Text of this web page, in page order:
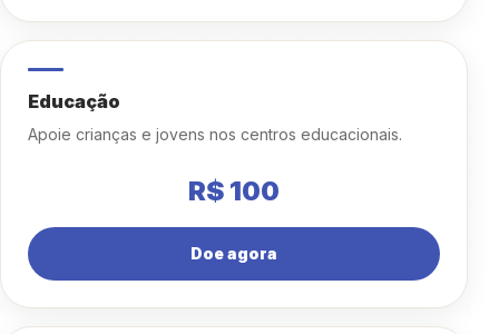
Educação
Apoie crianças e jovens nos centros educacionais.
R$ 100
Doe agora